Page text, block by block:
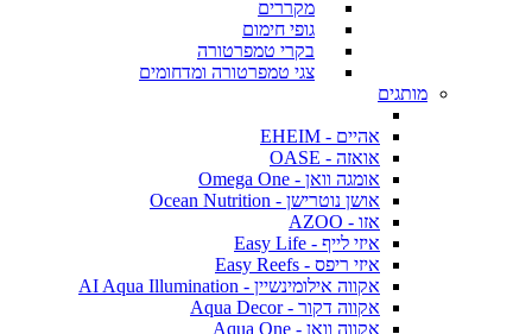
מקררים
גופי חימום
בקרי טמפרטורה
צגי טמפרטורה ומדחומים
מותגים
אהיים - EHEIM
אואזה - OASE
אומגה וואן - Omega One
אושן נוטרישן - Ocean Nutrition
אזו - AZOO
איזי לייף - Easy Life
איזי ריפס - Easy Reefs
אקווה אילומינשיין - AI Aqua Illumination
אקווה דקור - Aqua Decor
אקווה וואן - Aqua One